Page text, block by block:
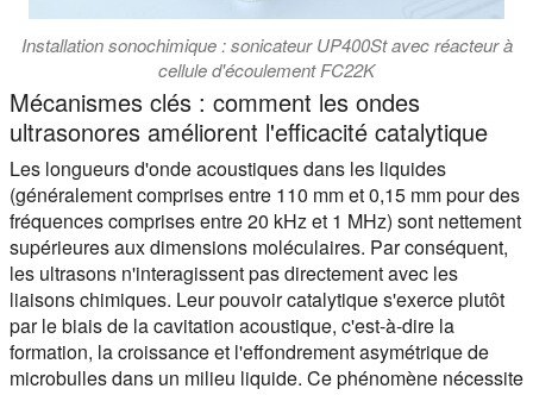
Installation sonochimique : sonicateur UP400St avec réacteur à
cellule d'écoulement FC22K
Mécanismes clés : comment les ondes
ultrasonores améliorent l'efficacité catalytique
Les longueurs d'onde acoustiques dans les liquides
(généralement comprises entre 110 mm et 0,15 mm pour des
fréquences comprises entre 20 kHz et 1 MHz) sont nettement
supérieures aux dimensions moléculaires. Par conséquent,
les ultrasons n'interagissent pas directement avec les
liaisons chimiques. Leur pouvoir catalytique s'exerce plutôt
par le biais de la cavitation acoustique, c'est-à-dire la
formation, la croissance et l'effondrement asymétrique de
microbulles dans un milieu liquide. Ce phénomène nécessite